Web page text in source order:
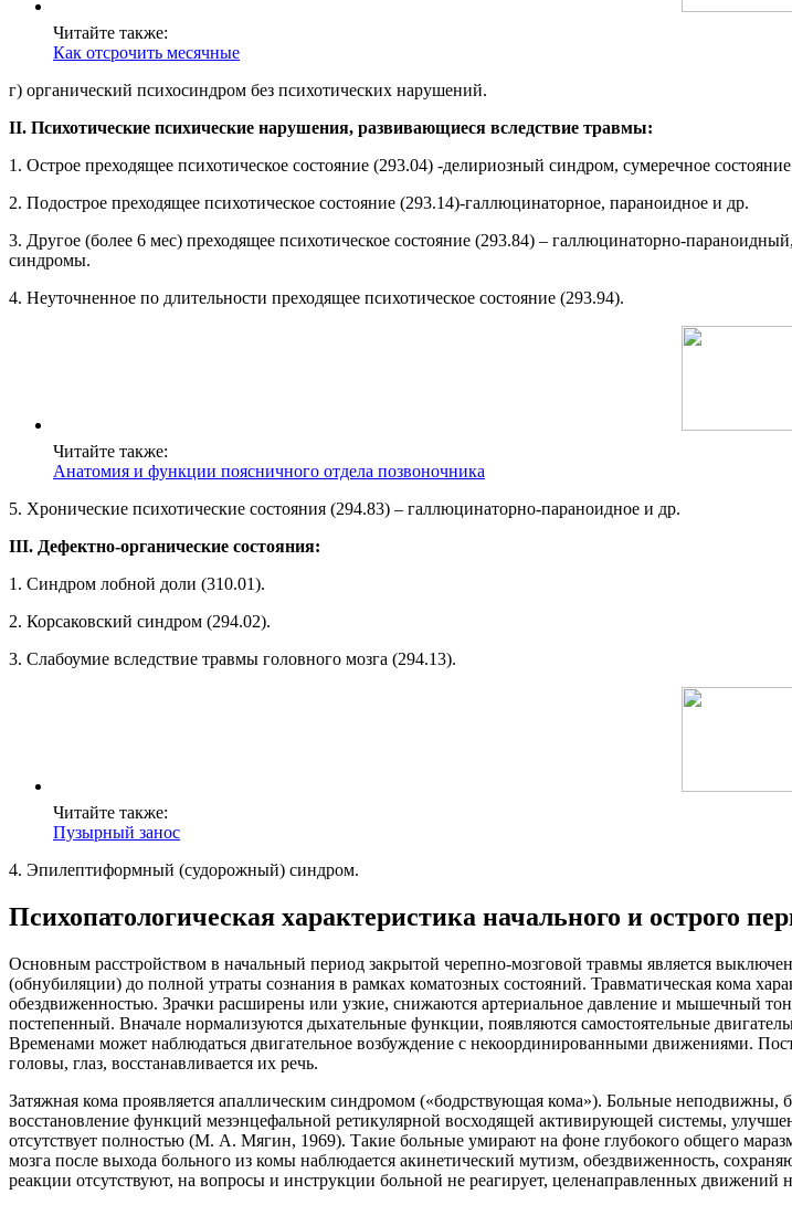
Читайте также:
Как отсрочить месячные
г) органический психосиндром без психотических нарушений.
II. Психотические психические нарушения, развивающиеся вследствие травмы:
1. Острое преходящее психотическое состояние (293.04) -делириозный синдром, сумеречное
2. Подострое преходящее психотическое состояние (293.14)-галлюцинаторное, параноидное и др.
3. Другое (более 6 мес) преходящее психотическое состояние (293.84) – галлюцинаторно-
синдромы.
4. Неуточненное по длительности преходящее психотическое состояние (293.94).
Читайте также:
Анатомия и функции поясничного отдела позвоночника
5. Хронические психотические состояния (294.83) – галлюцинаторно-параноидное и др.
III. Дефектно-органические состояния:
1. Синдром лобной доли (310.01).
2. Корсаковский синдром (294.02).
3. Слабоумие вследствие травмы головного мозга (294.13).
Читайте также:
Пузырный занос
4. Эпилептиформный (судорожный) синдром.
Психопатологическая характеристика начального и острого
Основным расстройством в начальный период закрытой черепно-мозговой травмы является
(обнубиляции) до полной утраты сознания в рамках коматозных состояний. Травматическая кома
обездвиженностью. Зрачки расширены или узкие, снижаются артериальное давление и мышечный
постепенный. Вначале нормализуются дыхательные функции, появляются самостоятельные
Временами может наблюдаться двигательное возбуждение с некоординированными движениями.
головы, глаз, восстанавливается их речь.
Затяжная кома проявляется апаллическим синдромом («бодрствующая кома»). Больные
восстановление функций мезэнцефальной ретикулярной восходящей активирующей системы,
отсутствует полностью (М. А. Мягин, 1969). Такие больные умирают на фоне глубокого общего
мозга после выхода больного из комы наблюдается акинетический мутизм, обездвиженность,
реакции отсутствуют, на вопросы и инструкции больной не реагирует, целенаправленных движений